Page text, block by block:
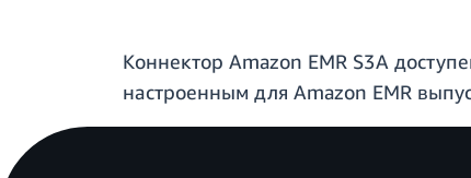
Коннектор Amazon EMR S3A
настроенным для Amazon EMR